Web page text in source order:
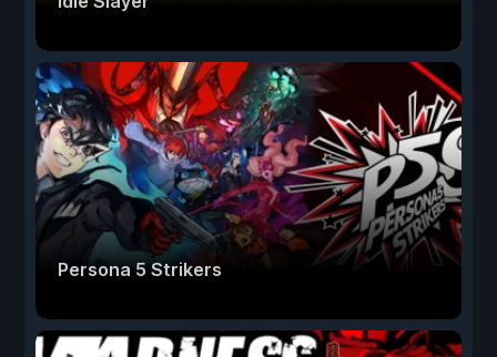
Persona 5 Strikers